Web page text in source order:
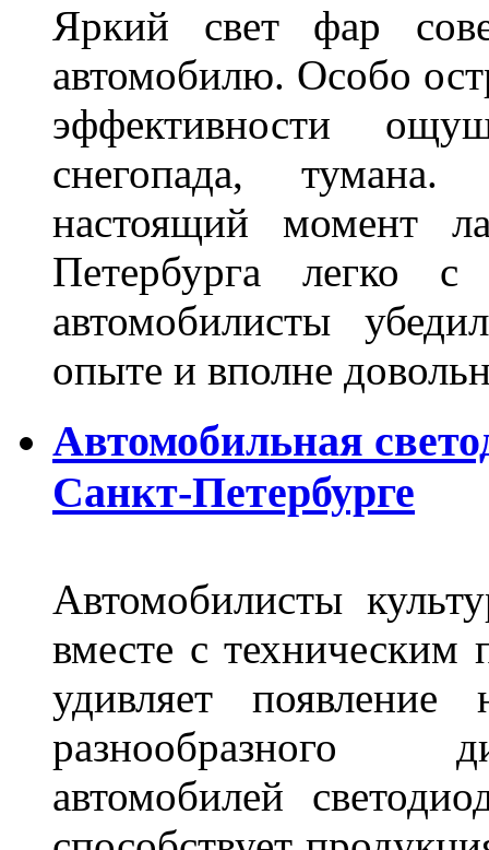
Яркий свет фар
автомобилю. Особо
эффективности
снегопада,
настоящий момент
Петербурга легко
автомобилисты
опыте и вполне
Автомобильная
Санкт-Петербурге
Автомобилисты
вместе с техническим
удивляет
разнообразного
автомобилей